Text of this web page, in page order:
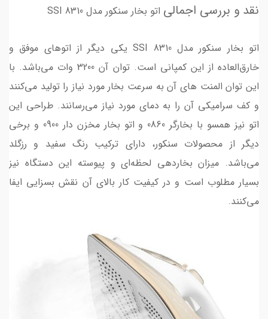
نقد و بررسی اجمالی اتو بخار سنکور مدل SSI 8310
اتو بخار سنکور مدل SSI 8310 یکی دیگر از اتوهای موفق و
خارق‌العاده از این کمپانی است. توان آن 3200 وات می‌باشد. با
این توان المنت های آن به سرعت بخار مورد نیاز را تولید می‌کنند
و کف سرامیکی آن را به دمای مورد نیاز می‌رسانند. طراحی این
اتو نیز همسو با بخارگر 0860 و اتو بخار مخزن دار 0900 و برخی
دیگر از محصولات سنکور، دارای ترکیب رنگ سفید و رزگلد
می‌باشد. میزان بخاردهی لحظه‌ای و پیوسته این دستگاه نیز
بسیار مطلوب است و در کیفیت کار بالای آن نقش بسزایی ایفا
می‌کنند.